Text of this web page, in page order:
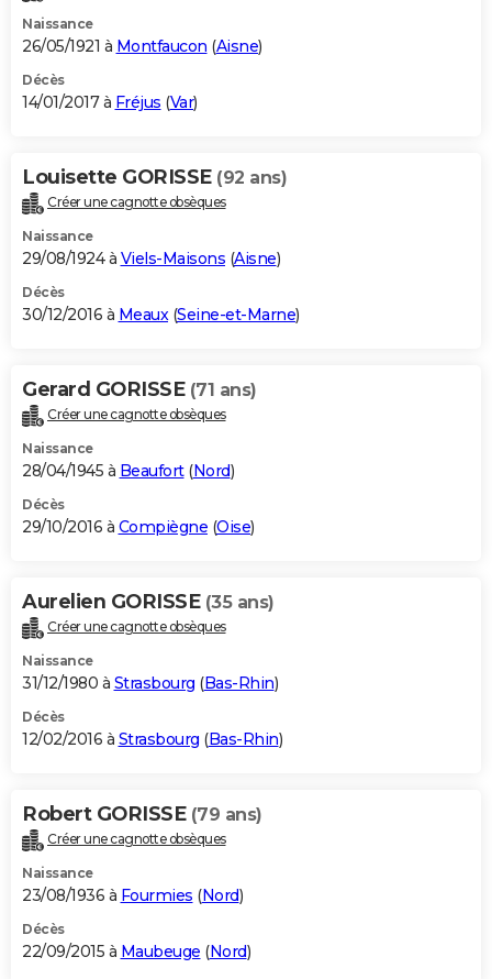
Naissance
26/05/1921 à Montfaucon (Aisne)
Décès
14/01/2017 à Fréjus (Var)
Louisette GORISSE (92 ans)
Créer une cagnotte obsèques
Naissance
29/08/1924 à Viels-Maisons (Aisne)
Décès
30/12/2016 à Meaux(Seine-et-Marne)
Gerard GORISSE (71 ans)
Créer une cagnotte obsèques
Naissance
28/04/1945 à Beaufort(Nord)
Décès
29/10/2016 à Compiègne (Oise)
Aurelien GORISSE (35 ans)
Créer une cagnotte obsèques
Naissance
31/12/1980 à Strasbourg (Bas-Rhin)
Décès
12/02/2016 à Strasbourg (Bas-Rhin)
Robert GORISSE (79 ans)
Créer une cagnotte obsèques
Naissance
23/08/1936 à Fourmies (Nord)
Décès
22/09/2015 à Maubeuge (Nord)